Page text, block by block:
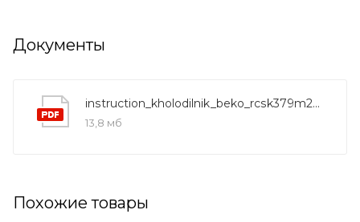
Документы
instruction_kholodilnik_beko_rcsk379m20w
13,8 мб
Похожие товары